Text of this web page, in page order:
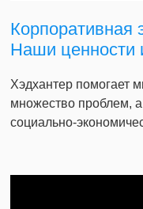
Корпоративная
Наши ценности
Хэдхантер помогает
множество проблем,
социально-